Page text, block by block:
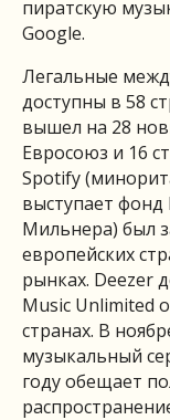
пиратскую
Google.
Легальные
доступны в 58
вышел на 28
Евросоюз и 16
Spotify
выступает
Мильнера) был
европейских
рынках. Deezer
Music Unlimited
странах. В
музыкальный
году обещает